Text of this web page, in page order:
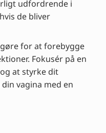
udfordrende i
de bliver
for at forebygge
Fokusér på en
at styrke dit
vagina med en